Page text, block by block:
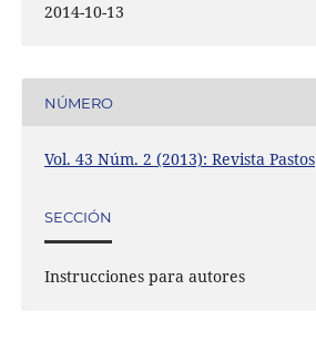
2014-10-13
NÚMERO
Vol. 43 Núm. 2 (2013): Revista Pastos
SECCIÓN
Instrucciones para autores